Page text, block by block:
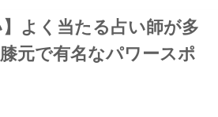
】よく当たる占い師が多
元で有名なパワースポ